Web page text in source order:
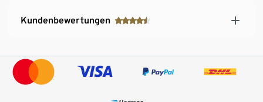
Kundenbewertungen